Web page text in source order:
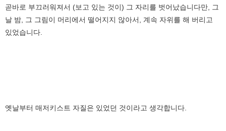
곧바로 부끄러워져서 (보고 있는 것이) 그 자리를 벗어났습니다만, 그
날 밤, 그 그림이 머리에서 떨어지지 않아서, 계속 자위를 해 버리고
있었습니다.
옛날부터 매저키스트 자질은 있었던 것이라고 생각합니다.